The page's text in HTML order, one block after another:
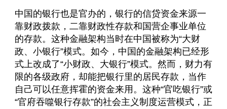
中国的银行也是官办的，银行的信贷资金来源一
靠财政拨款，二靠财政性存款和国营企事业单位
的存款。这种金融架构当时在中国被称为“大财
政、小银行”模式。如今，中国的金融架构已经形
式上改成了“小财政、大银行”模式。然而，财力有
限的各级政府，却能把银行里的居民存款，当作
自己可以任意挥霍的资金来用。这种“官吃银行”或
“官府吞噬银行存款”的社会主义制度运营模式，正